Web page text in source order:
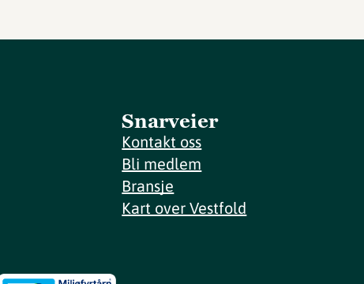
Snarveier
Kontakt oss
Bli medlem
Bransje
Kart over Vestfold